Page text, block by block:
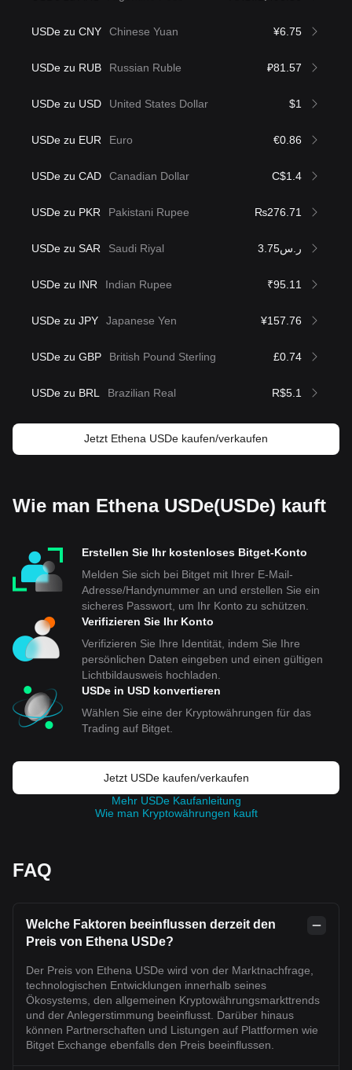
USDe zu CNY Chinese Yuan ¥6.75
USDe zu RUB Russian Ruble ₽81.57
USDe zu USD United States Dollar $1
USDe zu EUR Euro €0.86
USDe zu CAD Canadian Dollar C$1.4
USDe zu PKR Pakistani Rupee ₨276.71
USDe zu SAR Saudi Riyal ر.س3.75
USDe zu INR Indian Rupee ₹95.11
USDe zu JPY Japanese Yen ¥157.76
USDe zu GBP British Pound Sterling £0.74
USDe zu BRL Brazilian Real R$5.1
Jetzt Ethena USDe kaufen/verkaufen
Wie man Ethena USDe(USDe) kauft
Erstellen Sie Ihr kostenloses Bitget-Konto
Melden Sie sich bei Bitget mit Ihrer E-Mail-
Adresse/Handynummer an und erstellen Sie ein
sicheres Passwort, um Ihr Konto zu schützen.
Verifizieren Sie Ihr Konto
Verifizieren Sie Ihre Identität, indem Sie Ihre
persönlichen Daten eingeben und einen gültigen
Lichtbildausweis hochladen.
USDe in USD konvertieren
Wählen Sie eine der Kryptowährungen für das
Trading auf Bitget.
Jetzt USDe kaufen/verkaufen
Mehr USDe Kaufanleitung
Wie man Kryptowährungen kauft
FAQ
Welche Faktoren beeinflussen derzeit den
Preis von Ethena USDe?
Der Preis von Ethena USDe wird von der Marktnachfrage,
technologischen Entwicklungen innerhalb seines
Ökosystems, den allgemeinen Kryptowährungsmarkttrends
und der Anlegerstimmung beeinflusst. Darüber hinaus
können Partnerschaften und Listungen auf Plattformen wie
Bitget Exchange ebenfalls den Preis beeinflussen.